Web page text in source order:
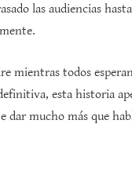
las audiencias
mientras todos
esta historia
dar mucho más que